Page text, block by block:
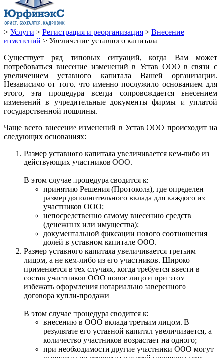
> Услуги > Регистрация и реорганизация > Внесение
изменений > Увеличение уставного капитала
Существует ряд типовых ситуаций, когда Вам может
потребоваться внесение изменений в Устав ООО в связи с
увеличением уставного капитала Вашей организации.
Независимо от того, что именно послужило основанием для
этого, эта процедура всегда сопровождается внесением
изменений в учредительные документы фирмы и уплатой
государственной пошлины.
Чаще всего внесение изменений в Устав ООО происходит на
следующих основаниях:
Размер уставного капитала увеличивается кем-либо из
действующих участников ООО.
В этом случае процедура сводится к:
принятию Решения (Протокола), где определен
размер дополнительного вклада для каждого из
участников ООО;
непосредственно самому внесению средств
(денежных или имущества);
документальной фиксации нового соотношения
долей в уставном капитале ООО.
Размер уставного капитала увеличивается третьим
лицом, а не кем-либо из его участников. Широко
применяется в тех случаях, когда требуется ввести в
состав участников ООО новое лицо и при этом
избежать оформления нотариально заверенного
договора купли-продажи.
В этом случае процедура сводится к:
внесению в ООО вклада третьим лицом. В
результате его уставной капитал увеличивается, а
количество участников возрастает на одного;
при необходимости другие участники ООО могут